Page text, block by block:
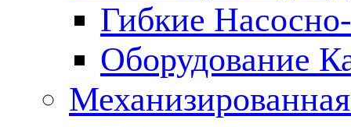
Гибкие
Оборудование